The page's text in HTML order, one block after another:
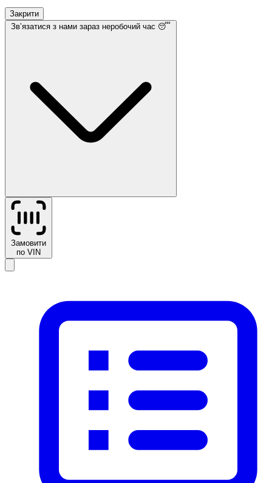
Закрити
Звʼязатися з нами зараз неробочий час 😴
Замовити
по VIN